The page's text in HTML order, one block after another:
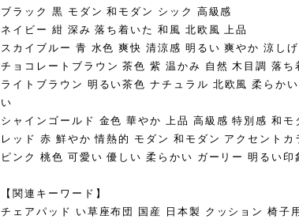
ブラック 黒 モダン 和モダン シック 高級感
ネイビー 紺 深み 落ち着いた 和風 北欧風 上品
スカイブルー 青 水色 爽快 清涼感 明るい 爽やか 涼しげ
チョコレートブラウン 茶色 紫 温かみ 自然 木目調 落ち
ライトブラウン 明るい茶色 ナチュラル 北欧風 柔らか
い
シャインゴールド 金色 華やか 上品 高級感 特別感 和モ
レッド 赤 鮮やか 情熱的 モダン 和モダン アクセントカ
ピンク 桃色 可愛い 優しい 柔らかい ガーリー 明るい印
【関連キーワード】
チェアパッド い草座布団 国産 日本製 クッション 椅子